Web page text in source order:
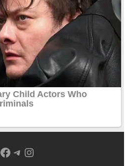
Facebook
Telegram
Instagram